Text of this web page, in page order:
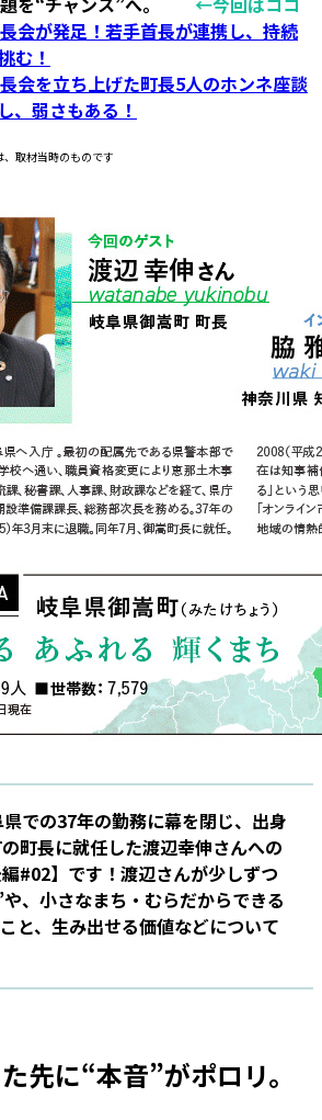
会が発足！若手首長が連携し、持続
む！
会を立ち上げた町長5人のホンネ座談
、弱さもある！
取材当時のものです
での37年の勤務に幕を閉じ、出身
町長に就任した渡辺幸伸さんへの
#02】です！渡辺さんが少しずつ
、小さなまち・むらだからできる
と、生み出せる価値などについて
先に“本音”がポロリ。